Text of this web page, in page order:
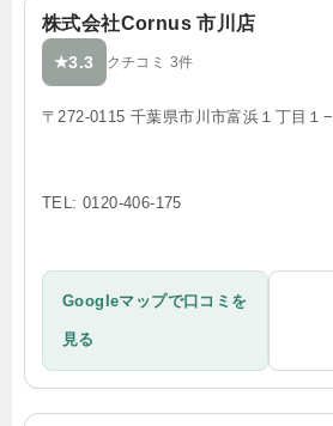
株式会社Cornus 市川店
★3.3 クチコミ 3件
〒272-0115 千葉県市川市富浜１丁目１
TEL: 0120-406-175
Googleマップで口コミを
見る